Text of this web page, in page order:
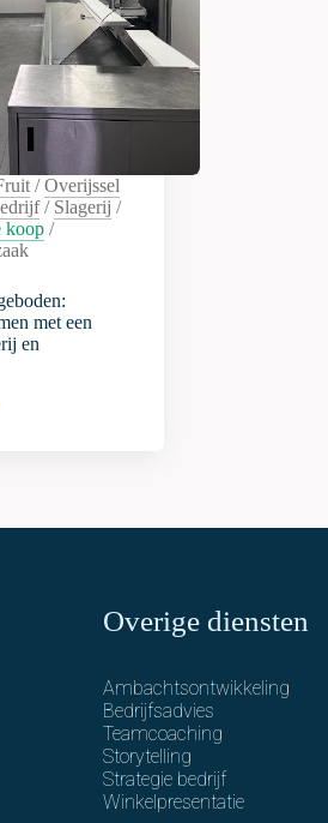
/Overijssel
/ Slagerij /
koop /
met een
en
Overige diensten
Ambachtsontwikkeling
Bedrijfsadvies
Teamcoaching
Storytelling
Strategie bedrijf
Winkelpresentatie